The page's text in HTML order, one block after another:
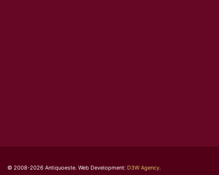
© 2008-2026 Antiquoeste. Web Development: D3W Agency.